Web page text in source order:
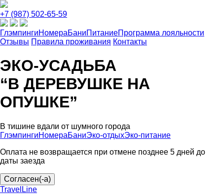
+7 (987) 502-65-59
ГлэмпингиНомераБаниПитаниеПрограмма лояльности
Отзывы Правила проживания Контакты
ЭКО-УСАДЬБА
“В ДЕРЕВУШКЕ НА
ОПУШКЕ”
В тишине вдали от шумного города
ГлэмпингиНомераБаниЭко-отдыхЭко-питание
Оплата не возвращается при отмене позднее 5 дней до
даты заезда
Согласен(-а)
TravelLine